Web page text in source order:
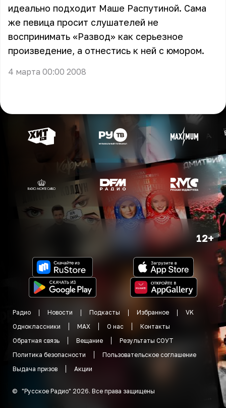
идеально подходит Маше Распутиной. Сама
же певица просит слушателей не
воспринимать «Развод» как серьезное
произведение, а отнестись к ней с юмором.
4 марта 00:00 2008
12+
Радио Новости Подкасты Избранное
VK
Одноклассники
MAX О нас
Контакты
Обратная связь
Вещание
Результаты СОУТ
Политика безопасности
Пользовательское соглашение
Выдача призов
Акции
© "Русское Радио" 2026. Все права защищены